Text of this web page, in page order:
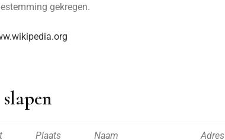
gekregen.
Plaats Naam Adres